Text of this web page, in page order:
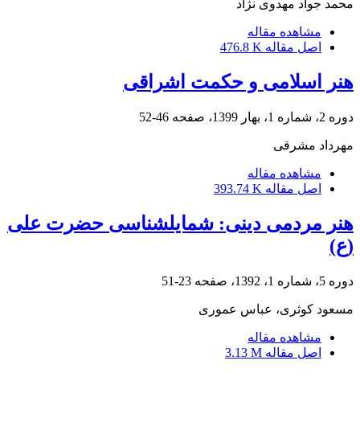
محمد جواد مهدوی نژاد
مشاهده مقاله
اصل مقاله 476.8 K
هنر اسلامی و حکمت اشراقی
دوره 2، شماره 1، بهار 1399، صفحه 46-52
مهرداد مشرقی
مشاهده مقاله
اصل مقاله 393.74 K
هنر مردمی دینی: شمایل‎شناسی حضرت علی
(ع)
دوره 5، شماره 1، 1392، صفحه 23-51
مسعود کوثری، عباس عموری
مشاهده مقاله
اصل مقاله 3.13 M